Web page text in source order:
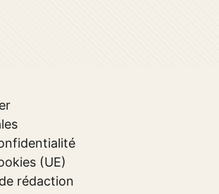
(UE)
rédaction